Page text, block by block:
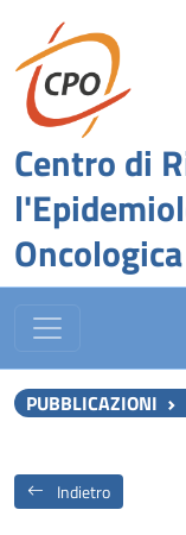
Centro di
PUBBLICAZIONI
Indietro